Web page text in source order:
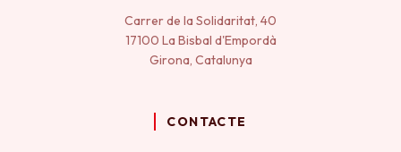
Carrer de la Solidaritat, 40
17100 La Bisbal d'Empordà
Girona, Catalunya
CONTACTE